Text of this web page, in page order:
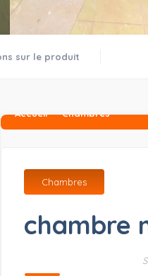
sur le produit
Accueil Chambres
Chambres
chambre